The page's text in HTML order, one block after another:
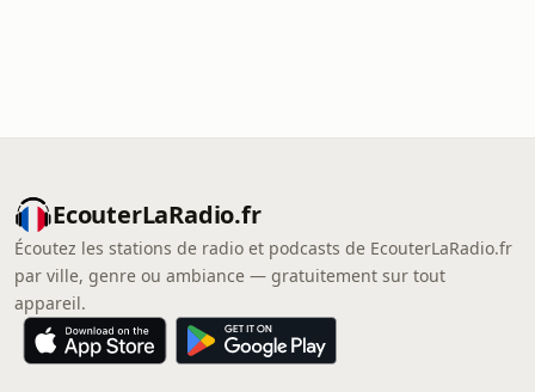
EcouterLaRadio.fr
Écoutez les stations de radio et podcasts de EcouterLaRadio.fr
par ville, genre ou ambiance — gratuitement sur tout
appareil.